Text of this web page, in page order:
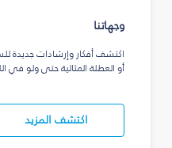
وجهاتنا
اكتشف أفكار وإرشادات جديدة
أو العطلة المثالية حتى ولو في
اكتشف المزيد